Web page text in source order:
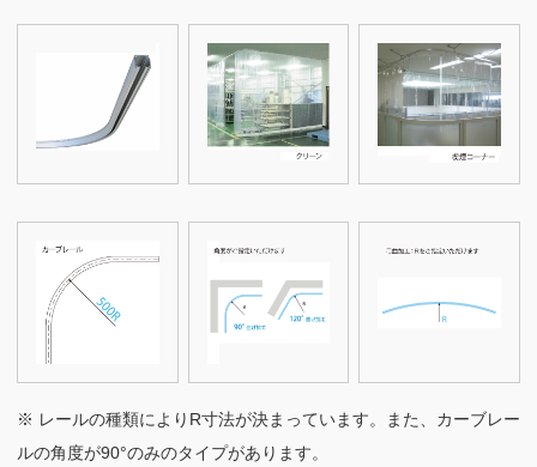
※ レールの種類によりR寸法が決まっています。また、カーブレー
ルの角度が90°のみのタイプがあります。